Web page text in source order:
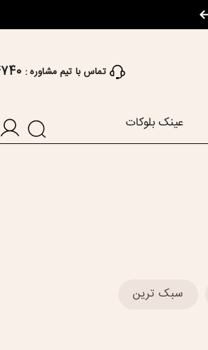
تماس با تیم مشاوره :
عینک بلوکات
سبک ترین